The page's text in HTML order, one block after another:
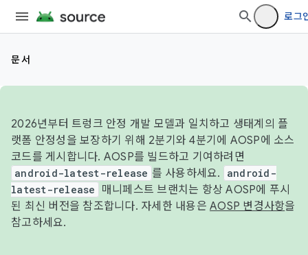
로그
문서
2026년부터 트렁크 안정 개발 모델과 일치하고 생태계의 플
랫폼 안정성을 보장하기 위해 2분기와 4분기에 AOSP에 소스
코드를 게시합니다. AOSP를 빌드하고 기여하려면
android-latest-release 를 사용하세요.
android-
latest-release
매니페스트 브랜치는 항상 AOSP에 푸시
된 최신 버전을 참조합니다. 자세한 내용은 AOSP 변경사항을
참고하세요.